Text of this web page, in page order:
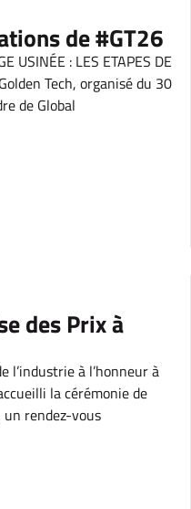
de #GT26
USINÉE : LES ETAPES DE
Tech, organisé du 30
de Global
des Prix à
l’industrie à l’honneur à
la cérémonie de
un rendez-vous